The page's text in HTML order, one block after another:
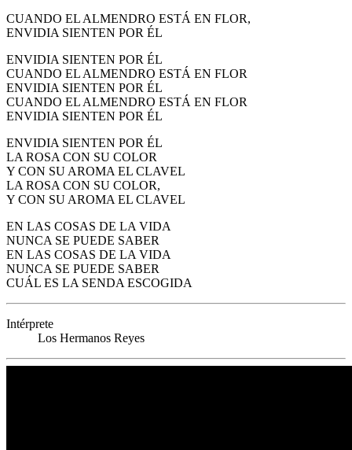
CUANDO EL ALMENDRO ESTÁ EN FLOR,
ENVIDIA SIENTEN POR ÉL
ENVIDIA SIENTEN POR ÉL
CUANDO EL ALMENDRO ESTÁ EN FLOR
ENVIDIA SIENTEN POR ÉL
CUANDO EL ALMENDRO ESTÁ EN FLOR
ENVIDIA SIENTEN POR ÉL
ENVIDIA SIENTEN POR ÉL
LA ROSA CON SU COLOR
Y CON SU AROMA EL CLAVEL
LA ROSA CON SU COLOR,
Y CON SU AROMA EL CLAVEL
EN LAS COSAS DE LA VIDA
NUNCA SE PUEDE SABER
EN LAS COSAS DE LA VIDA
NUNCA SE PUEDE SABER
CUÁL ES LA SENDA ESCOGIDA
Intérprete
Los Hermanos Reyes